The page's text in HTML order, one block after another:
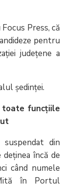
Press, că
pentru
județene a
ședinței.
toate funcțiile
suspendat din
încă de
când numele
în Portul